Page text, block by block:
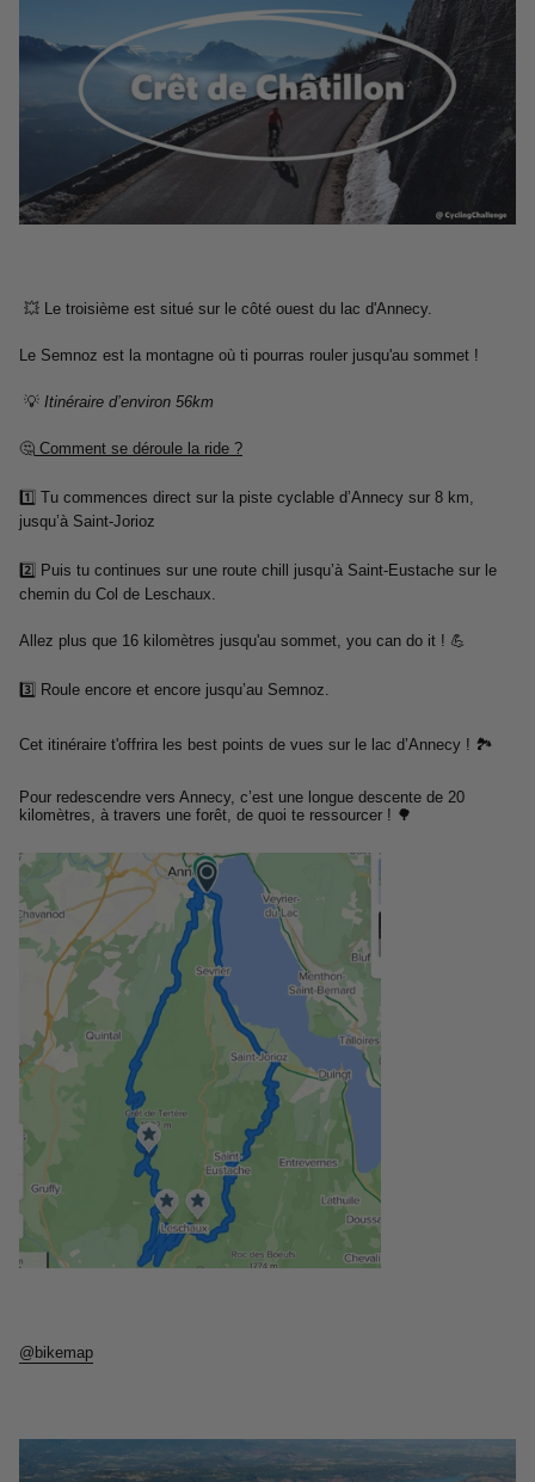
💥 Le troisième est situé sur le côté ouest du lac d'Annecy.
Le Semnoz est la montagne où ti pourras rouler jusqu'au sommet !
💡 Itinéraire d’environ 56km
🤔 Comment se déroule la ride ?
1️⃣ Tu commences direct sur la piste cyclable d’Annecy sur 8 km,
jusqu’à Saint-Jorioz
2️⃣ Puis tu continues sur une route chill jusqu’à Saint-Eustache sur le
chemin du Col de Leschaux.
Allez plus que 16 kilomètres jusqu'au sommet, you can do it ! 💪
3️⃣ Roule encore et encore jusqu’au Semnoz.
Cet itinéraire t'offrira les best points de vues sur le lac d’Annecy ! 🏞
Pour redescendre vers Annecy, c’est une longue descente de 20
kilomètres, à travers une forêt, de quoi te ressourcer ! 🌳
@bikemap